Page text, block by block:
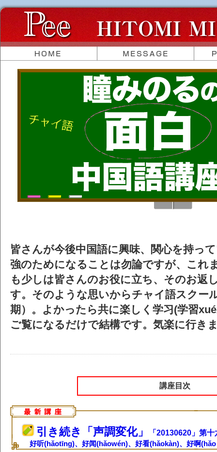
皆さんが今後中国語に興味、関心を持っ
強のためになることは勿論ですが、これ
も少しは皆さんのお役に立ち、そのお返
す。そのような思いからチャイ語スクー
期）。よかったら共に楽しく学习(学習
ご覧になるだけで結構です。気楽に行き
講座目次
引き続き「声調変化」
「20130620」第十
好听(hǎotīng)、好闻(hǎowén)、好看(hǎokàn)、好啊